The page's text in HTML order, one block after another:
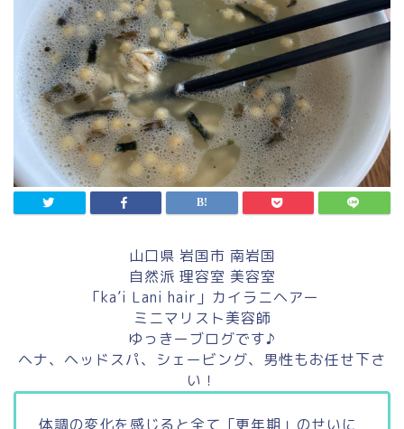
山口県 岩国市 南岩国
自然派 理容室 美容室
「ka’i Lani hair」カイラニヘアー
ミニマリスト美容師
ゆっきーブログです♪
ヘナ、ヘッドスパ、シェービング、男性もお任せ下さ
い！
体調の変化を感じると全て「更年期」のせいに